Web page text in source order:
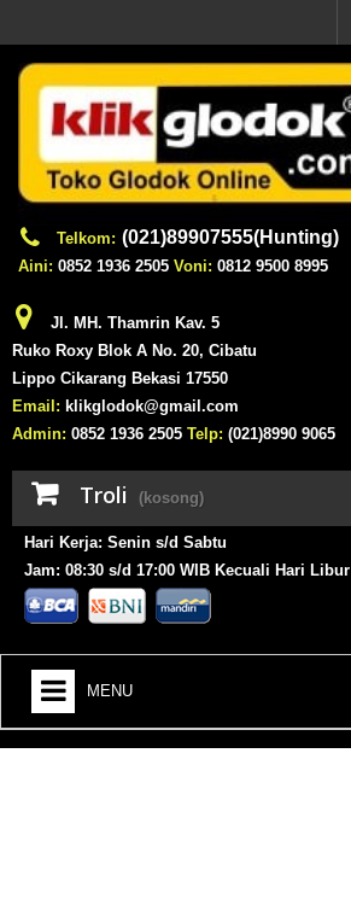
Telkom: (021)89907555(Hunting)
Aini: 0852 1936 2505 Voni: 0812 9500 8995
Jl. MH. Thamrin Kav. 5
Ruko Roxy Blok A No. 20, Cibatu
Lippo Cikarang Bekasi 17550
Email: klikglodok@gmail.com
Admin: 0852 1936 2505 Telp: (021)8990 9065
Troli (kosong)
Hari Kerja: Senin s/d Sabtu
Jam: 08:30 s/d 17:00 WIB Kecuali Hari Libur
MENU